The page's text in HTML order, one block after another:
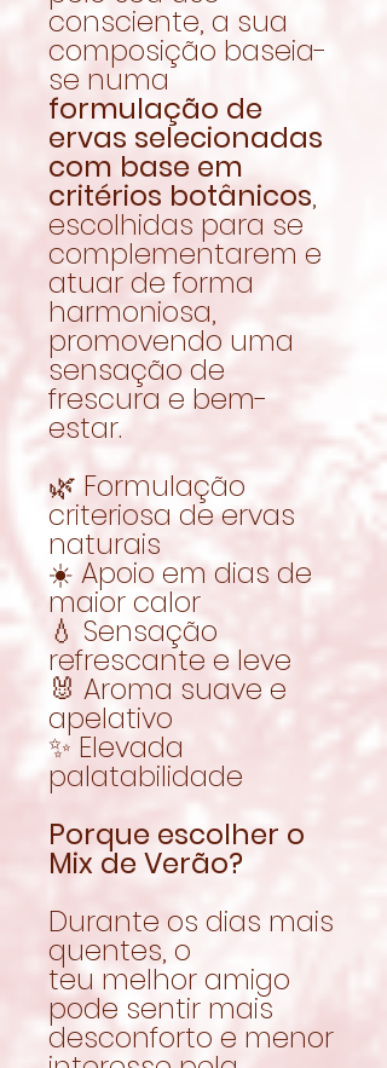
consciente, a sua
composição baseia-
se numa
formulação de
ervas selecionadas
com base em
critérios botânicos,
escolhidas para se
complementarem e
atuar de forma
harmoniosa,
promovendo uma
sensação de
frescura e bem-
estar.
🌿 Formulação
criteriosa de ervas
naturais
☀️ Apoio em dias de
maior calor
💧 Sensação
refrescante e leve
🐰 Aroma suave e
apelativo
✨ Elevada
palatabilidade
Porque escolher o
Mix de Verão?
Durante os dias mais
quentes, o
teu melhor amigo
pode sentir mais
desconforto e menor